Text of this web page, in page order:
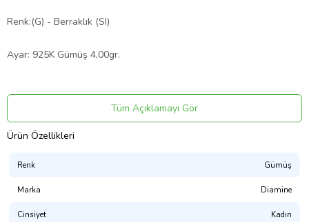
Renk:(G) - Berraklık (SI)
Ayar: 925K Gümüş 4,00gr.
kcm28124911Tüm Açıklamayı Gör
Ürün Özellikleri
Renk Gümüş
Marka Diamine
Cinsiyet Kadın